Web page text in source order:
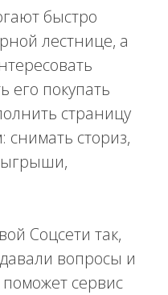
быстро
лестнице, а
его покупать
страницу
сториз,
Соцсети так,
вопросы и
сервис